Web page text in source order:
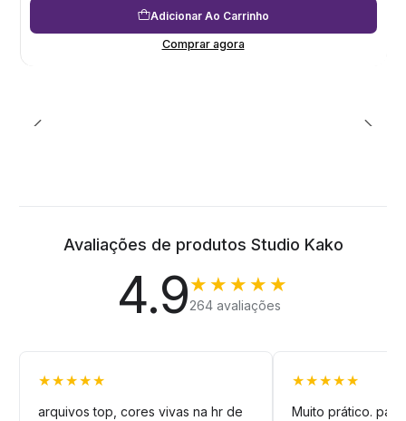
Adicionar Ao Carrinho
Comprar agora
Avaliações de produtos Studio Kako
4.9★★★★★
264 avaliações
★★★★★
arquivos top, cores vivas na hr de
★★★★★
Muito prático.